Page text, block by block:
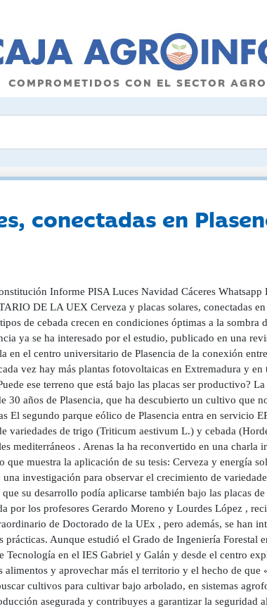
COMPROMETIDOS CON EL SECTOR AGRO
conectadas en
Informe PISA Luces Navidad Cáceres
DE LA UEX Cerveza y placas solares, conectadas
de cebada crecen en condiciones óptimas a la
ya se ha interesado por el estudio, publicado en una
en el centro universitario de Plasencia de la conexión
vez hay más plantas fotovoltaicas en Extremadura y
ese terreno que está bajo las placas ser productivo?
30 años de Plasencia, que ha descubierto un cultivo que
El segundo parque eólico de Plasencia entra en servicio
variedades de trigo (Triticum aestivum L.) y cebada
mediterráneos . Arenas la ha reconvertido en una
que muestra la aplicación de su tesis: Cerveza y energía
investigación para observar el crecimiento de
su desarrollo podía aplicarse también bajo las placas
por los profesores Gerardo Moreno y Lourdes López ,
de Doctorado de la UEx , pero además, se han
prácticas. Aunque estudió el Grado de Ingeniería Forestal
Tecnología en el IES Gabriel y Galán y desde el centro
alimentos y aprovechar más el territorio y el hecho de
cultivos para cultivar bajo arbolado, en sistemas
asegurada y contribuyes a garantizar la seguridad